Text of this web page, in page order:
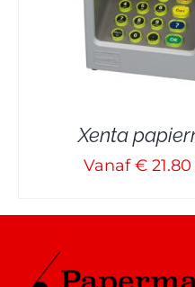
Xenta
Vanaf €